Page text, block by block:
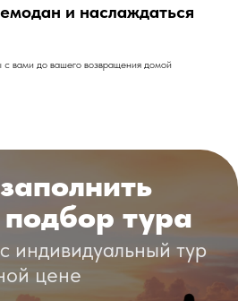
и наслаждаться
с вами до вашего возвращения домой